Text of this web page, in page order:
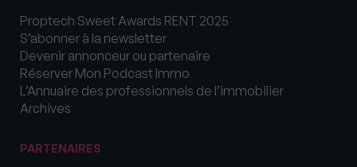
Proptech Sweet Awards RENT 2025
S’abonner à la newsletter
Devenir annonceur ou partenaire
Réserver Mon Podcast Immo
L’Annuaire des professionnels de l’immobilier
Archives
PARTENAIRES